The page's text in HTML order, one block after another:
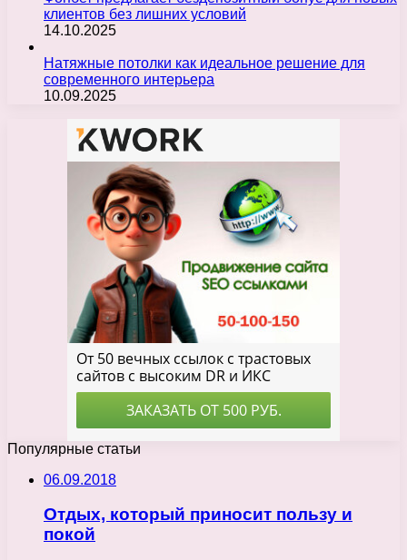
клиентов без лишних условий
14.10.2025
Натяжные потолки как идеальное решение для
современного интерьера
10.09.2025
Популярные статьи
06.09.2018
Отдых, который приносит пользу и
покой